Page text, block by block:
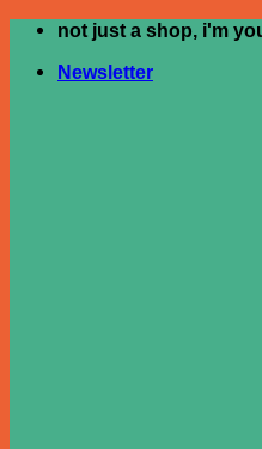
ข้าม
not just a shop, i'm
Newsletter